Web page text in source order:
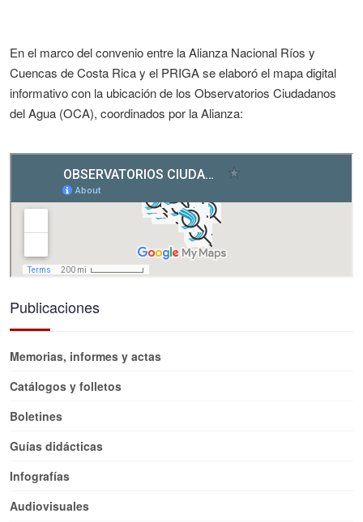
En el marco del convenio entre la Alianza Nacional Ríos y
Cuencas de Costa Rica y el PRIGA se elaboró el mapa digital
informativo con la ubicación de los Observatorios Ciudadanos
del Agua (OCA), coordinados por la Alianza:
Publicaciones
Memorias, informes y actas
Catálogos y folletos
Boletines
Guías didácticas
Infografías
Audiovisuales